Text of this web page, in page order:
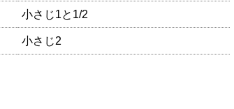
小さじ1と1/2
小さじ2